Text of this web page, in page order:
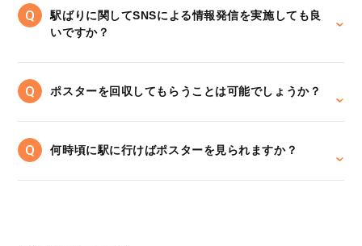
駅ばりに関してSNSによる情報発信を実施しても良
いですか？
ポスターを回収してもらうことは可能でしょうか？
何時頃に駅に行けばポスターを見られますか？